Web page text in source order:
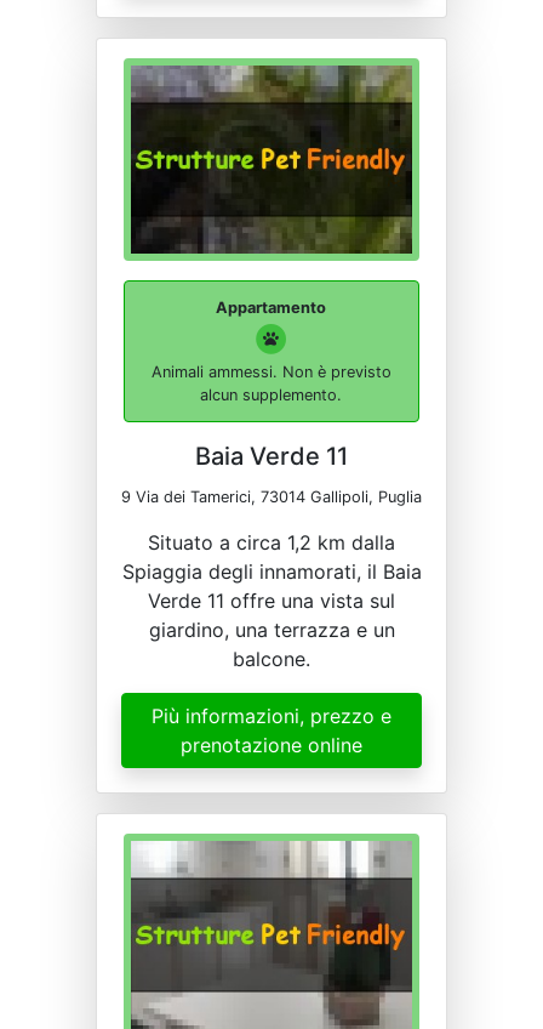
Appartamento
Animali ammessi. Non è previsto
alcun supplemento.
Baia Verde 11
9 Via dei Tamerici, 73014 Gallipoli, Puglia
Situato a circa 1,2 km dalla
Spiaggia degli innamorati, il Baia
Verde 11 offre una vista sul
giardino, una terrazza e un
balcone.
Più informazioni, prezzo e
prenotazione online